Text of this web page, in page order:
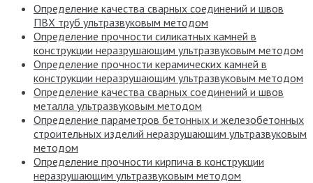
Определение качества сварных соединений и швов
ПВХ труб ультразвуковым методом
Определение прочности силикатных камней в
конструкции неразрушающим ультразвуковым методом
Определение прочности керамических камней в
конструкции неразрушающим ультразвуковым методом
Определение качества сварных соединений и швов
металла ультразвуковым методом
Определение параметров бетонных и железобетонных
строительных изделий неразрушающим ультразвуковым
методом
Определение прочности кирпича в конструкции
неразрушающим ультразвуковым методом